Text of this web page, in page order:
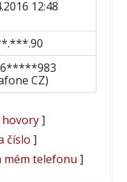
12:48
CZ)
]
číslo ]
mém telefonu ]